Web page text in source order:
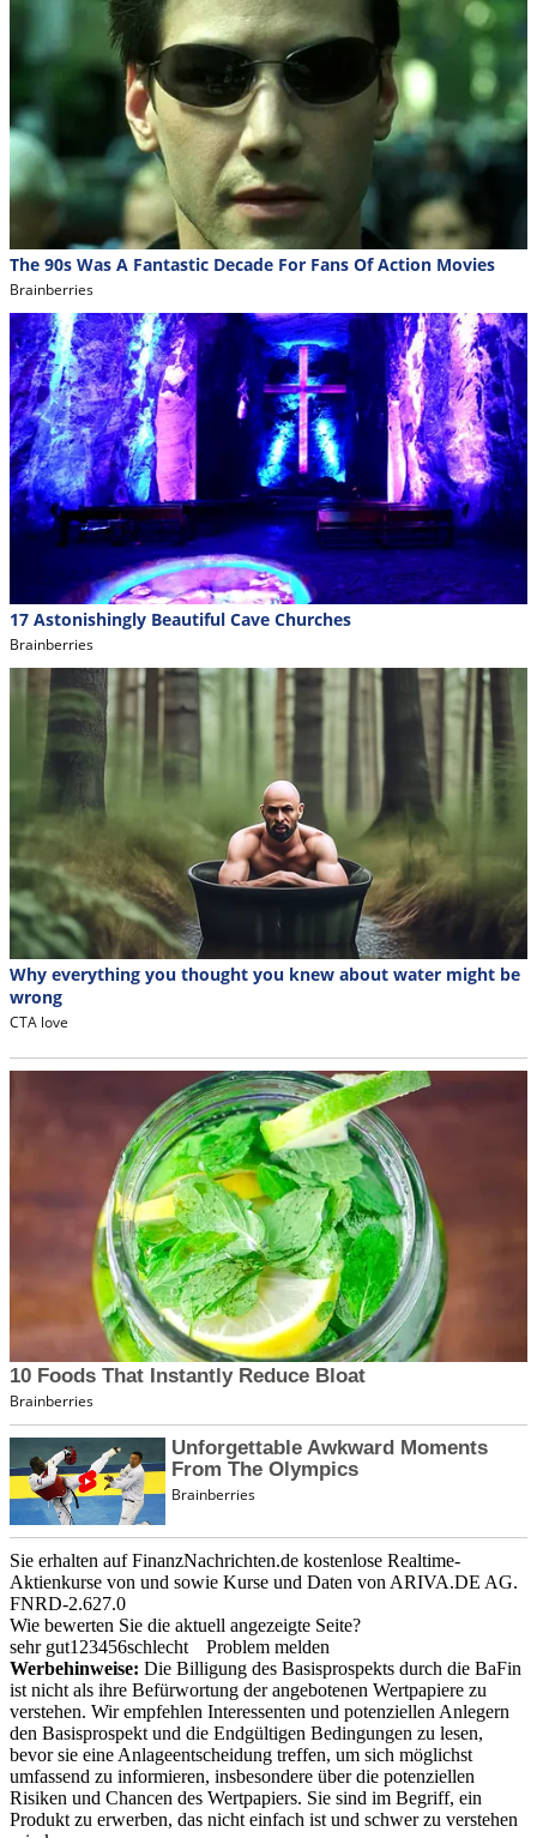
Sie erhalten auf FinanzNachrichten.de kostenlose Realtime-
Aktienkurse von und sowie Kurse und Daten von ARIVA.DE AG.
FNRD-2.627.0
Wie bewerten Sie die aktuell angezeigte Seite?
sehr gut1 23456schlecht
Problem melden
Werbehinweise: Die Billigung des Basisprospekts durch die BaFin
ist nicht als ihre Befürwortung der angebotenen Wertpapiere zu
verstehen. Wir empfehlen Interessenten und potenziellen Anlegern
den Basisprospekt und die Endgültigen Bedingungen zu lesen,
bevor sie eine Anlageentscheidung treffen, um sich möglichst
umfassend zu informieren, insbesondere über die potenziellen
Risiken und Chancen des Wertpapiers. Sie sind im Begriff, ein
Produkt zu erwerben, das nicht einfach ist und schwer zu verstehen